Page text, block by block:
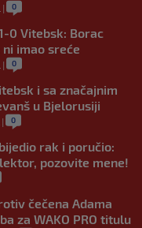
| 0
0 Vitebsk: Borac
imao sreće
| 0
i sa značajnim
u Bjelorusiji
| 0
rak i poručio:
pozovite mene!
čečena Adama
za WAKO PRO titulu